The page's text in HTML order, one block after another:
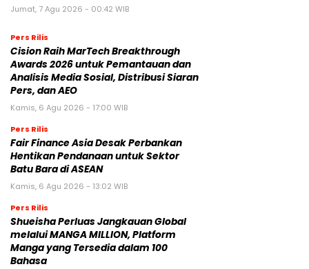
Jumat, 7 Agu 2026 - 00:42 WIB
Pers Rilis
Cision Raih MarTech Breakthrough
Awards 2026 untuk Pemantauan dan
Analisis Media Sosial, Distribusi Siaran
Pers, dan AEO
Kamis, 6 Agu 2026 - 17:00 WIB
Pers Rilis
Fair Finance Asia Desak Perbankan
Hentikan Pendanaan untuk Sektor
Batu Bara di ASEAN
Kamis, 6 Agu 2026 - 13:02 WIB
Pers Rilis
Shueisha Perluas Jangkauan Global
melalui MANGA MILLION, Platform
Manga yang Tersedia dalam 100
Bahasa